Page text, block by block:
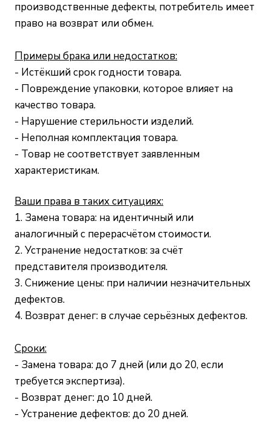
производственные дефекты, потребитель имеет
право на возврат или обмен.
Примеры брака или недостатков:
- Истёкший срок годности товара.
- Повреждение упаковки, которое влияет на
качество товара.
- Нарушение стерильности изделий.
- Неполная комплектация товара.
- Товар не соответствует заявленным
характеристикам.
Ваши права в таких ситуациях:
1. Замена товара: на идентичный или
аналогичный с перерасчётом стоимости.
2. Устранение недостатков: за счёт
представителя производителя.
3. Снижение цены: при наличии незначительных
дефектов.
4. Возврат денег: в случае серьёзных дефектов.
Сроки:
- Замена товара: до 7 дней (или до 20, если
требуется экспертиза).
- Возврат денег: до 10 дней.
- Устранение дефектов: до 20 дней.